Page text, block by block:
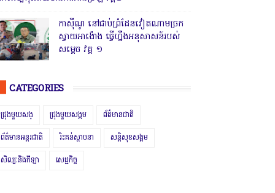
កាសុីណូ នៅជាប់ព្រំដែនវៀតណាមច្រក
ស្វាយអាង៉ោង ធ្វើហ្នឹងអនុសាសន៍របស់
សម្ដេច វគ្គ ១
CATEGORIES
ជ្រុងមួយសង្ ជ្រុងមួយសង្គម ព័ត៌មានជាតិ
ព័ត៌មានអន្តរជាតិ រិះគន់ស្ថាបនា សន្តិសុខសង្គម
សិល្បៈនិងកីឡា សេដ្ឋកិច្ច